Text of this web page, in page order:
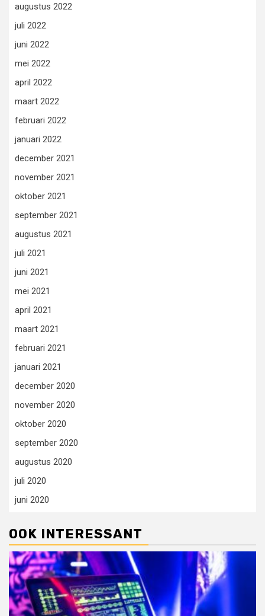
augustus 2022
juli 2022
juni 2022
mei 2022
april 2022
maart 2022
februari 2022
januari 2022
december 2021
november 2021
oktober 2021
september 2021
augustus 2021
juli 2021
juni 2021
mei 2021
april 2021
maart 2021
februari 2021
januari 2021
december 2020
november 2020
oktober 2020
september 2020
augustus 2020
juli 2020
juni 2020
OOK INTERESSANT